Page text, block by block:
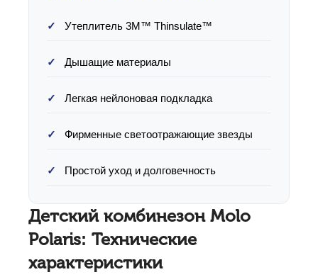
Утеплитель 3M™ Thinsulate™
Дышащие материалы
Легкая нейлоновая подкладка
Фирменные светоотражающие звезды
Простой уход и долговечность
Детский комбинезон Molo
Polaris: Технические
характеристики